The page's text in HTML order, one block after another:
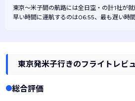
東京～米子間の航路には全日空・ の計1社が
早い時間に運航するのは06:55、最も遅い時
東京発米子行きのフライトレビ
総合評価